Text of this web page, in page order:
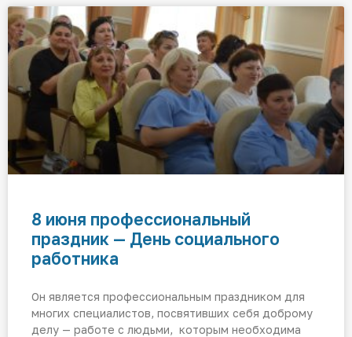
8 июня профессиональный
праздник — День социального
работника
Он является профессиональным праздником для
многих специалистов, посвятивших себя доброму
делу — работе с людьми, которым необходима